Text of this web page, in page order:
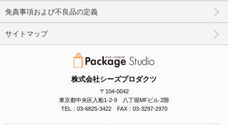
株式会社シーズプロダクツ
〒104-0042
東京都中央区入船1-2-9 八丁堀MFビル 2階
TEL：03-6825-3422 FAX：03-3297-2970
免責事項および不良品の定義
サイトマップ